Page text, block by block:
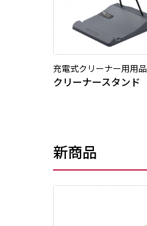
充電式クリーナー用用品
クリーナースタンド
新商品